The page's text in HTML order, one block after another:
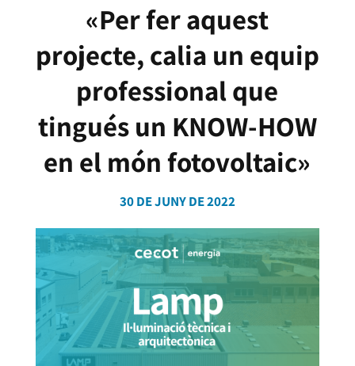
«Per fer aquest
projecte, calia un equip
professional que
tingués un KNOW-HOW
en el món fotovoltaic»
30 DE JUNY DE 2022